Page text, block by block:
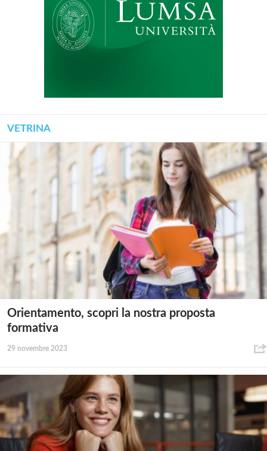
VETRINA
Orientamento, scopri la nostra proposta
formativa
29 novembre 2023